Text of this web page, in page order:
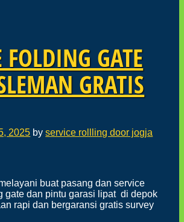
FOLDING GATE
GRATIS
2025 byservice rollling door jogja
buat pasang dan service
gate dan pintu garasi lipat di depok
rapi dan bergaransi gratis survey